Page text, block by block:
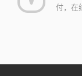
付，在